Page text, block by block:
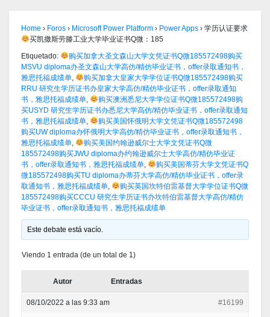
Home › Foros › Microsoft Power Platform › Power Apps › 学历认证要求
买凯撒斯劳滕工业大学毕业证书Q微：185
Etiquetado:
购买加拿大圣文森山大学文凭证书Q微185572498购买
MSVU diploma办圣文森山大学高仿/精仿毕业证书，offer录取通知书，
雅思托福成绩单,
购买加拿大皇家大学学位证书Q微185572498购买
RRU 研究生学历证书办皇家大学高仿/精仿毕业证书，offer录取通知
书，雅思托福成绩单,
购买澳洲悉尼大学学位证书Q微185572498购
买USYD 研究生学历证书办悉尼大学高仿/精仿毕业证书，offer录取通知
书，雅思托福成绩单,
购买美国怀俄明大学文凭证书Q微185572498
购买UW diploma办怀俄明大学高仿/精仿毕业证书，offer录取通知书，
雅思托福成绩单,
购买美国约翰逊威尔士大学文凭证书Q微
185572498购买JWU diploma办约翰逊威尔士大学高仿/精仿毕业证
书，offer录取通知书，雅思托福成绩单,
购买美国蒂芬大学文凭证书Q
微185572498购买TU diploma办蒂芬大学高仿/精仿毕业证书，offer录
取通知书，雅思托福成绩单,
购买英国坎特伯雷基督大学学位证书Q微
185572498购买CCCU 研究生学历证书办坎特伯雷基督大学高仿/精仿
毕业证书，offer录取通知书，雅思托福成绩单
Este debate está vacío.
Viendo 1 entrada (de un total de 1)
Autor Entradas
08/10/2022 a las 9:33 am #16199